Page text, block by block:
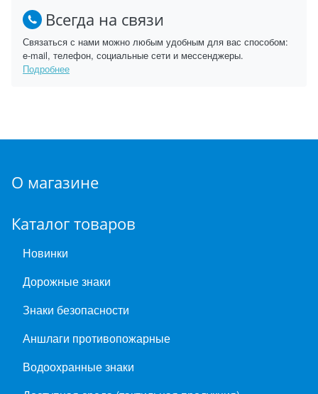
Всегда на связи
Связаться с нами можно любым удобным для вас способом:
e-mail, телефон, социальные сети и мессенджеры.
Подробнее
О магазине
Каталог товаров
Новинки
Дорожные знаки
Знаки безопасности
Аншлаги противопожарные
Водоохранные знаки